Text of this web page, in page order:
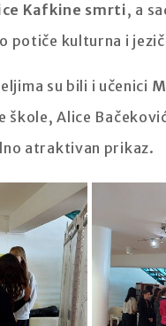
Kafkine smrti, a
potiče kulturna i
su bili i učenici
škole, Alice
atraktivan prikaz.